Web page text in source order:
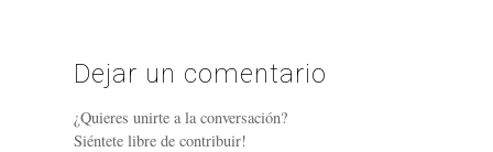
Dejar un comentario
¿Quieres unirte a la conversación?
Siéntete libre de contribuir!